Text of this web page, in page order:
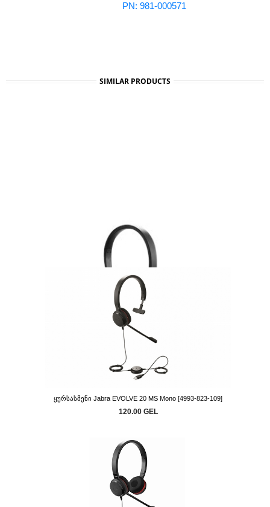
PN: 981-000571
SIMILAR PRODUCTS
Ყურსასმენი Jabra EVOLVE 20 MS Stereo [4999-823-109]
135.00 GEL
Ყურსასმენი Jabra EVOLVE 20 MS Mono [4993-823-109]
120.00 GEL